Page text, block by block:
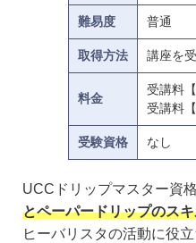
難易度 普通
取得方法 講座を
料金
受講料
受講料
受験資格 なし
UCCドリップマスター資格
とペーパードリップのス
ヒーバリスタの活動に役立